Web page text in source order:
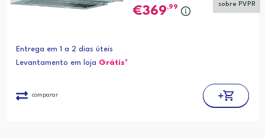
sobre PVPR
369,99
Entrega em 1 a 2 dias úteis
Levantamento em loja Grátis*
comparar